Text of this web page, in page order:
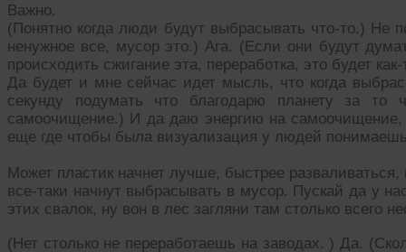
Важно.
(Понятно когда люди будут выбрасывать что-то.) Не
ненужное все, мусор это.) Ага. (Если они будут
происходить сжигание эта, переработка, это будет
Да будет и мне сейчас идет мысль, что когда
секунду подумать что благодарю планету за
самоочищение.) И да даю энергию на
еще где чтобы была визуализация у людей
Может пластик начнет лучше, быстрее
все-таки начнут выбрасывать в мусор. Пускай да у
этих свалок, ну вон в лес загляни там столько всего
(Нет столько не переработаешь на заводах. ) Да.